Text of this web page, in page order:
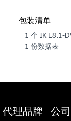
包装清单
1 个 IK E8.1-
1 份数据表
代理品牌 公